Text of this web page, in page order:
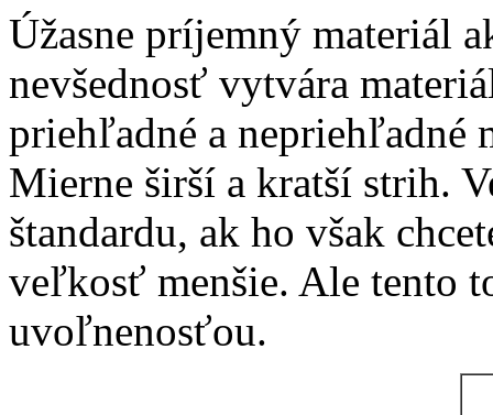
Úžasne príjemný materiál
nevšednosť vytvára
priehľadné a nepriehľadné
Mierne širší a kratší strih.
štandardu, ak ho však
veľkosť menšie. Ale tento
uvoľnenosťou.